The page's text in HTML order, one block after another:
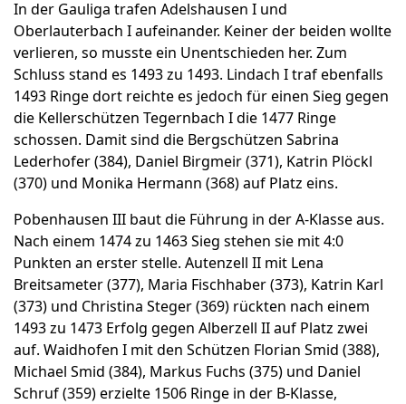
In der Gauliga trafen Adelshausen I und
Oberlauterbach I aufeinander. Keiner der beiden wollte
verlieren, so musste ein Unentschieden her. Zum
Schluss stand es 1493 zu 1493. Lindach I traf ebenfalls
1493 Ringe dort reichte es jedoch für einen Sieg gegen
die Kellerschützen Tegernbach I die 1477 Ringe
schossen. Damit sind die Bergschützen Sabrina
Lederhofer (384), Daniel Birgmeir (371), Katrin Plöckl
(370) und Monika Hermann (368) auf Platz eins.
Pobenhausen III baut die Führung in der A-Klasse aus.
Nach einem 1474 zu 1463 Sieg stehen sie mit 4:0
Punkten an erster stelle. Autenzell II mit Lena
Breitsameter (377), Maria Fischhaber (373), Katrin Karl
(373) und Christina Steger (369) rückten nach einem
1493 zu 1473 Erfolg gegen Alberzell II auf Platz zwei
auf. Waidhofen I mit den Schützen Florian Smid (388),
Michael Smid (384), Markus Fuchs (375) und Daniel
Schruf (359) erzielte 1506 Ringe in der B-Klasse,